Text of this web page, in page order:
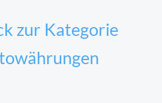
zur Kategorie